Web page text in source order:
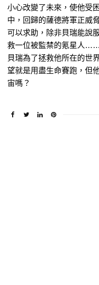
小心改變了未來，使他受
中，回歸的薩德將軍正威
可以求助，除非貝瑞能說
救一位被監禁的氪星人……
貝瑞為了拯救他所在的世
望就是用盡生命賽跑，但
宙嗎？